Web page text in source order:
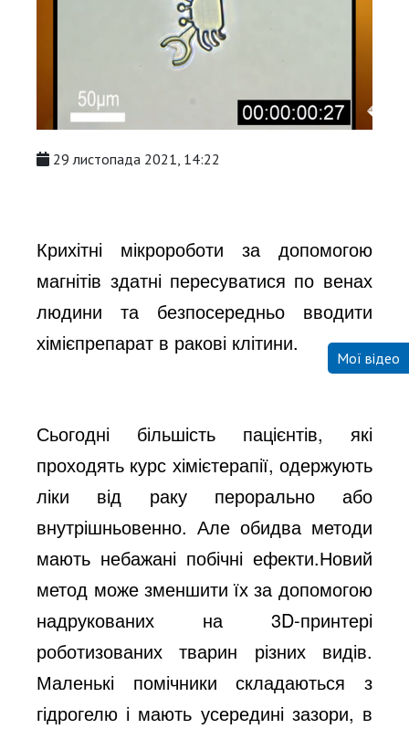
29 листопада 2021, 14:22
Крихітні мікророботи за допомогою
магнітів здатні пересуватися по венах
людини та безпосередньо вводити
хімієпрепарат в ракові клітини.
Сьогодні більшість пацієнтів, які
проходять курс хімієтерапії, одержують
ліки від раку перорально або
внутрішньовенно. Але обидва методи
мають небажані побічні ефекти.Новий
метод може зменшити їх за допомогою
надрукованих на 3D-принтері
роботизованих тварин різних видів.
Маленькі помічники складаються з
гідрогелю і мають усередині зазори, в
Мої відео